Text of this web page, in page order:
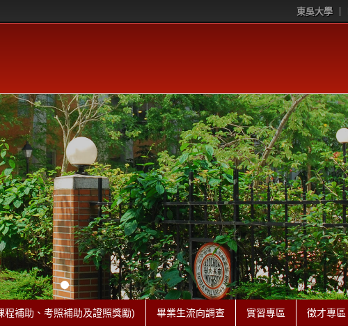
東吳大學
程補助、考照補助及證照獎勵) 畢業生流向調查 實習專區 徵才專區